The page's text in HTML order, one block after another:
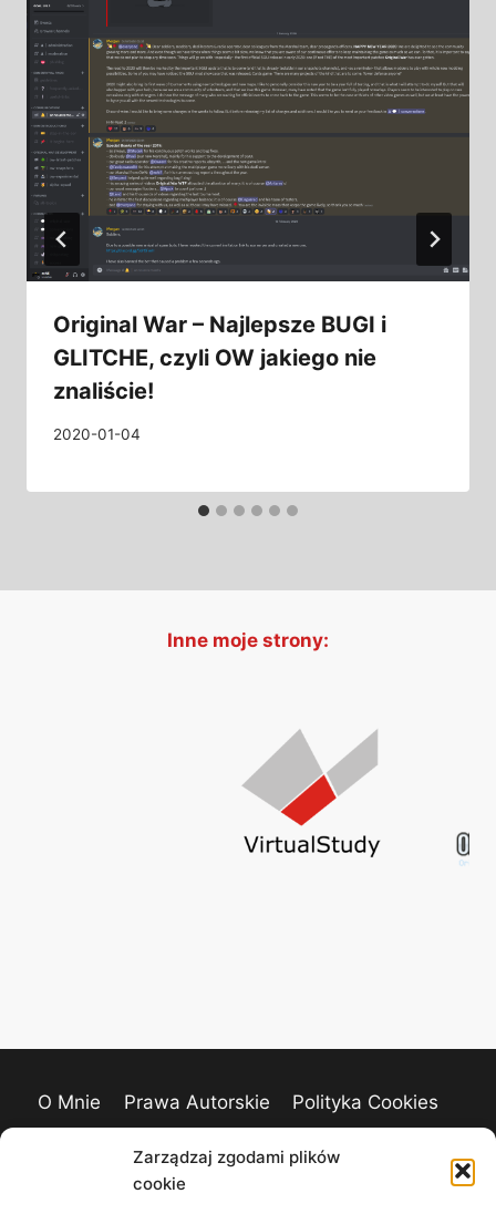
Zarządzaj zgodami plików
cookie
Original War – Najlepsze BUGI i
GLITCHE, czyli OW jakiego nie
znaliście!
2020-01-04
Inne moje strony:
O Mnie Prawa Autorskie
Polityka Cookies